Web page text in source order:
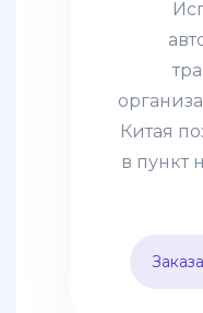
Китая
в пункт
в
что